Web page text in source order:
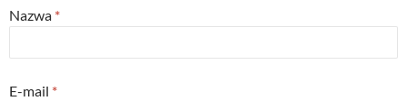
Nazwa *
E-mail *